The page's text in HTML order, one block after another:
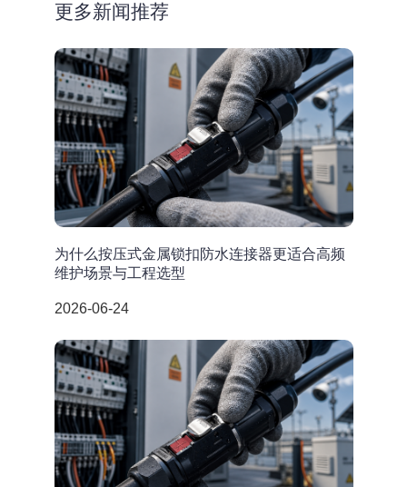
更多新闻推荐
为什么按压式金属锁扣防水连接器更适合高频
维护场景与工程选型
2026-06-24